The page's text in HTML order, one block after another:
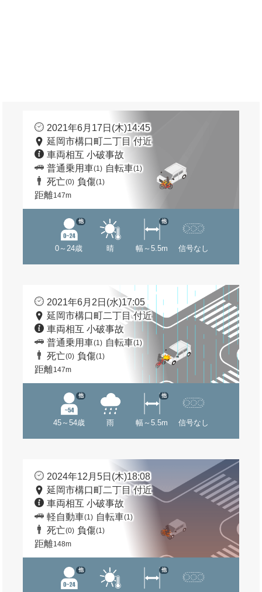
2021年6月17日(木)14:45
延岡市構口町二丁目 付近
車両相互 小破事故
普通乗用車(1) 自転車(1)
死亡(0) 負傷(1)
距離147m
0～24歳
他
晴 幅～5.5m
他
信号なし
2021年6月2日(水)17:05
延岡市構口町二丁目 付近
車両相互 小破事故
普通乗用車(1) 自転車(1)
死亡(0) 負傷(1)
距離147m
45～54歳
他
雨 幅～5.5m
他
信号なし
2024年12月5日(木)18:08
延岡市構口町二丁目 付近
車両相互 小破事故
軽自動車(1) 自転車(1)
死亡(0) 負傷(1)
距離148m
他 他